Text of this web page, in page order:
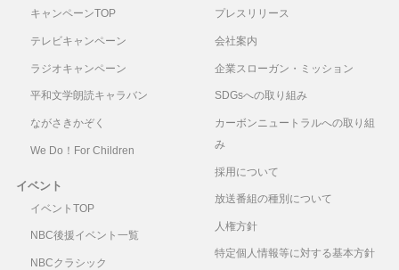
キャンペーンTOP
テレビキャンペーン
ラジオキャンペーン
平和文学朗読キャラバン
ながさきかぞく
We Do！For Children
イベント
イベントTOP
NBC後援イベント一覧
NBCクラシック
プレスリリース
会社案内
企業スローガン・ミッション
SDGsへの取り組み
カーボンニュートラルへの取り組
み
採用について
放送番組の種別について
人権方針
特定個人情報等に対する基本方針